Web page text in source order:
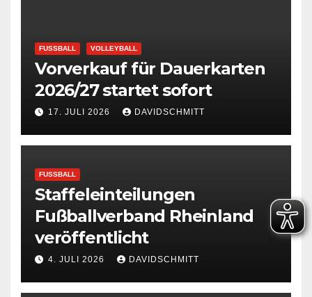
FUSSBALL VOLLEYBALL
Vorverkauf für Dauerkarten
2026/27 startet sofort
17. JULI 2026 DAVIDSCHMITT
FUSSBALL
Staffeleinteilungen
Fußballverband Rheinland
veröffentlicht
4. JULI 2026 DAVIDSCHMITT